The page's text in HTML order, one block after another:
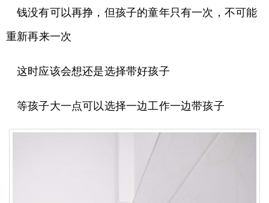
钱没有可以再挣，但孩子的童年只有一次，不可能
重新再来一次
这时应该会想还是选择带好孩子
等孩子大一点可以选择一边工作一边带孩子